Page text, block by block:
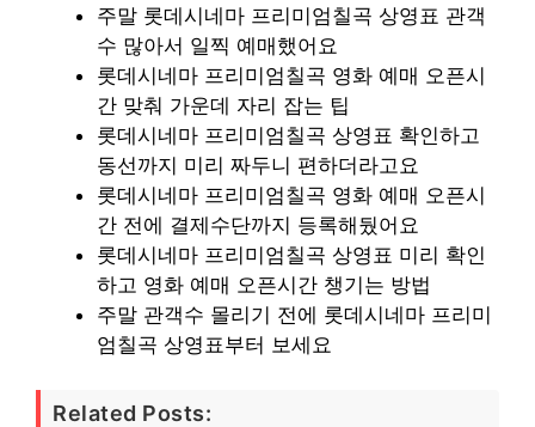
주말 롯데시네마 프리미엄칠곡 상영표 관객
수 많아서 일찍 예매했어요
롯데시네마 프리미엄칠곡 영화 예매 오픈시
간 맞춰 가운데 자리 잡는 팁
롯데시네마 프리미엄칠곡 상영표 확인하고
동선까지 미리 짜두니 편하더라고요
롯데시네마 프리미엄칠곡 영화 예매 오픈시
간 전에 결제수단까지 등록해뒀어요
롯데시네마 프리미엄칠곡 상영표 미리 확인
하고 영화 예매 오픈시간 챙기는 방법
주말 관객수 몰리기 전에 롯데시네마 프리미
엄칠곡 상영표부터 보세요
Related Posts: